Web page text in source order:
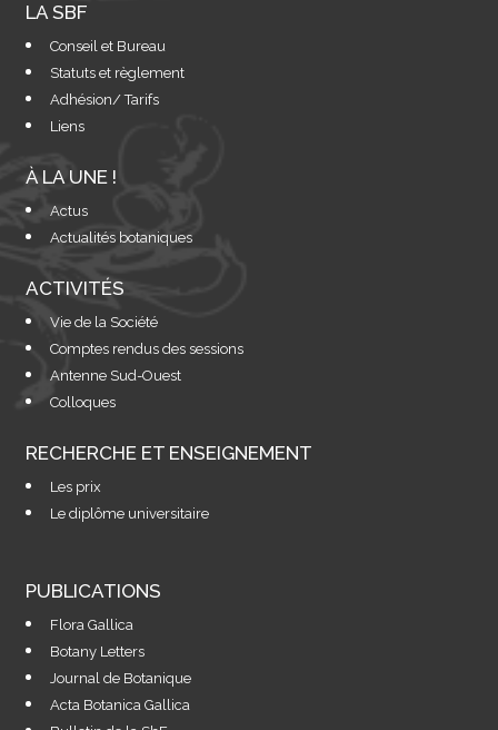
LA SBF
Conseil et Bureau
Statuts et règlement
Adhésion/ Tarifs
Liens
À LA UNE !
Actus
Actualités botaniques
ACTIVITÉS
Vie de la Société
Comptes rendus des sessions
Antenne Sud-Ouest
Colloques
RECHERCHE ET ENSEIGNEMENT
Les prix
Le diplôme universitaire
PUBLICATIONS
Flora Gallica
Botany Letters
Journal de Botanique
Acta Botanica Gallica